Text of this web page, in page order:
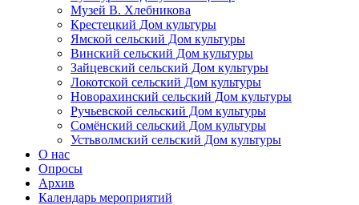
Музей В. Хлебникова
Крестецкий Дом культуры
Ямской сельский Дом культуры
Винский сельский Дом культуры
Зайцевский сельский Дом культуры
Локотской сельский Дом культуры
Новорахинский сельский Дом культуры
Ручьевской сельский Дом культуры
Сомёнский сельский Дом культуры
Устьволмский сельский Дом культуры
О нас
Опросы
Архив
Календарь мероприятий